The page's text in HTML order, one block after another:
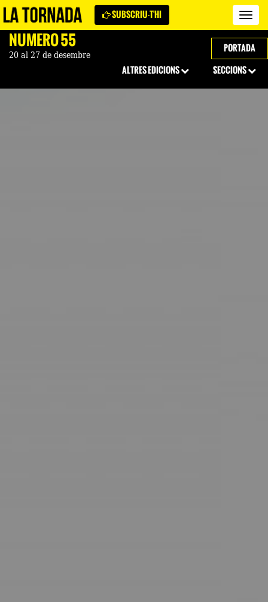
La
SUBSCRIU-T'HI
NÚMERO 55
20 al 27 de desembre
PORTADA
SECCIONS
ALTRES EDICIONS